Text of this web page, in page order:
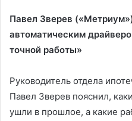
Павел Зверев
автоматическим
точной работы»
Руководитель отдела
Павел Зверев пояснил,
ушли в прошлое, а какие